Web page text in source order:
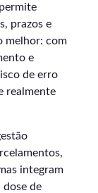
prazos e
melhor: com
e
de erro
realmente
integram
dose de